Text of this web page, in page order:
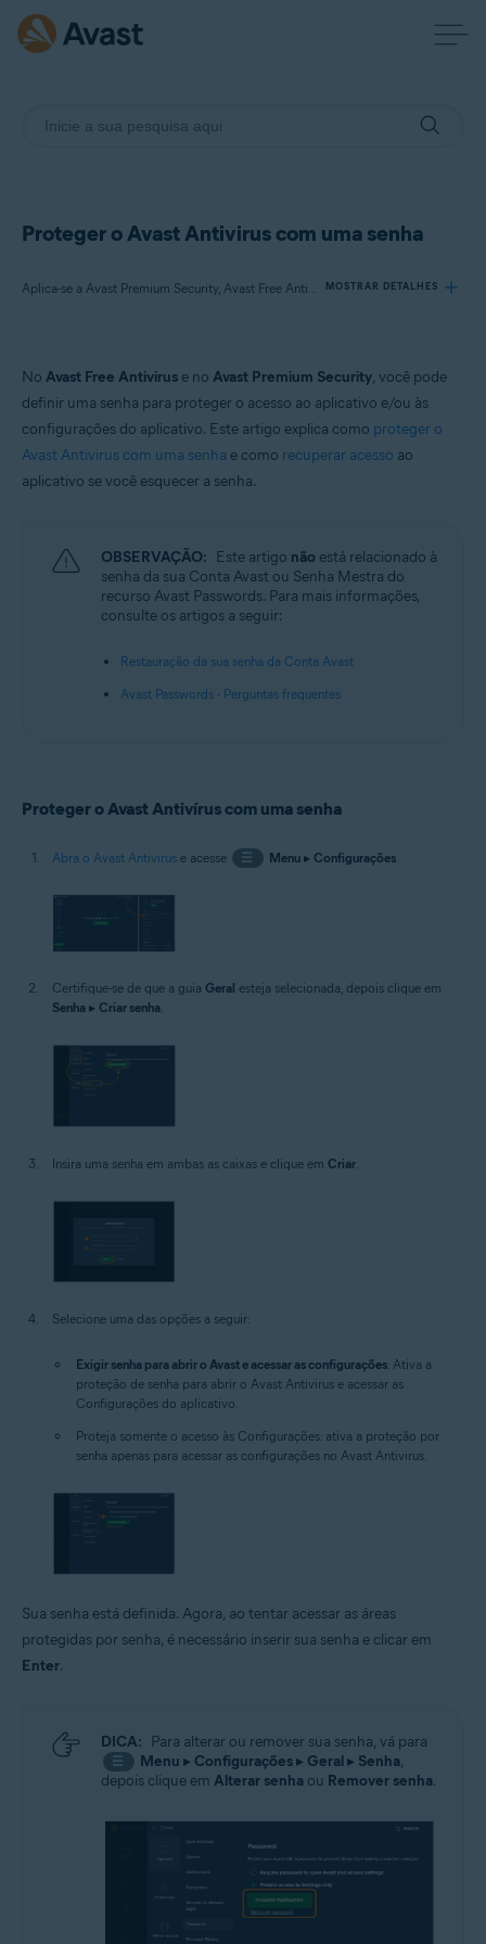
Proteger o Avast Antivirus com uma senha
Aplica-se a Avast Premium Security, Avast Free Antivirus MOSTRAR DETALHES
Produtos:
Avast Premium Security
Sistemas operacionais:
No Avast Free Antivirus e no Avast Premium Security, você pode
definir uma senha para proteger o acesso ao aplicativo e/ou às
configurações do aplicativo. Este artigo explica como proteger o
Avast Antivirus com uma senha e como recuperar acesso ao
aplicativo se você esquecer a senha.
OBSERVAÇÃO: Este artigo não está relacionado à
senha da sua Conta Avast ou Senha Mestra do
recurso Avast Passwords. Para mais informações,
consulte os artigos a seguir:
Restauração da sua senha da Conta Avast
Avast Passwords - Perguntas frequentes
Proteger o Avast Antivírus com uma senha
Abra o Avast Antivirus e acesse ☰ Menu▸ Configurações.
Certifique-se de que a guia Geral esteja selecionada, depois clique em
Senha ▸ Criar senha.
Insira uma senha em ambas as caixas e clique em Criar.
Selecione uma das opções a seguir:
Exigir senha para abrir o Avast e acessar as configurações: Ativa a
proteção de senha para abrir o Avast Antivirus e acessar as
Configurações do aplicativo.
Proteja somente o acesso às Configurações: ativa a proteção por
senha apenas para acessar as configurações no Avast Antivirus.
Sua senha está definida. Agora, ao tentar acessar as áreas
protegidas por senha, é necessário inserir sua senha e clicar em
Enter.
DICA: Para alterar ou remover sua senha, vá para
☰ Menu ▸ Configurações▸ Geral▸ Senha,
depois clique em Alterar senha ou Remover senha.